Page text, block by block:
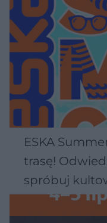
ESKA
trasę!
spróbuj
Wawelu